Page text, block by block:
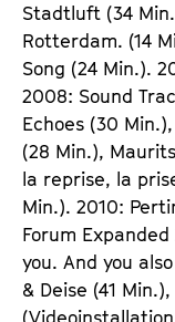
Stadtluft (34
Rotterdam. (14
Song (24 Min.).
2008: Sound
Echoes (30
(28 Min.),
la reprise, la
Min.). 2010:
Forum Expanded
you. And you
& Deise (41